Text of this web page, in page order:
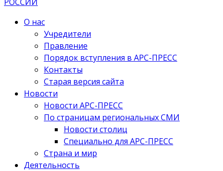
О нас
Учредители
Правление
Порядок вступления в АРС-ПРЕСС
Контакты
Старая версия сайта
Новости
Новости АРС-ПРЕСС
По страницам региональных СМИ
Новости столиц
Специально для АРС-ПРЕСС
Страна и мир
Деятельность